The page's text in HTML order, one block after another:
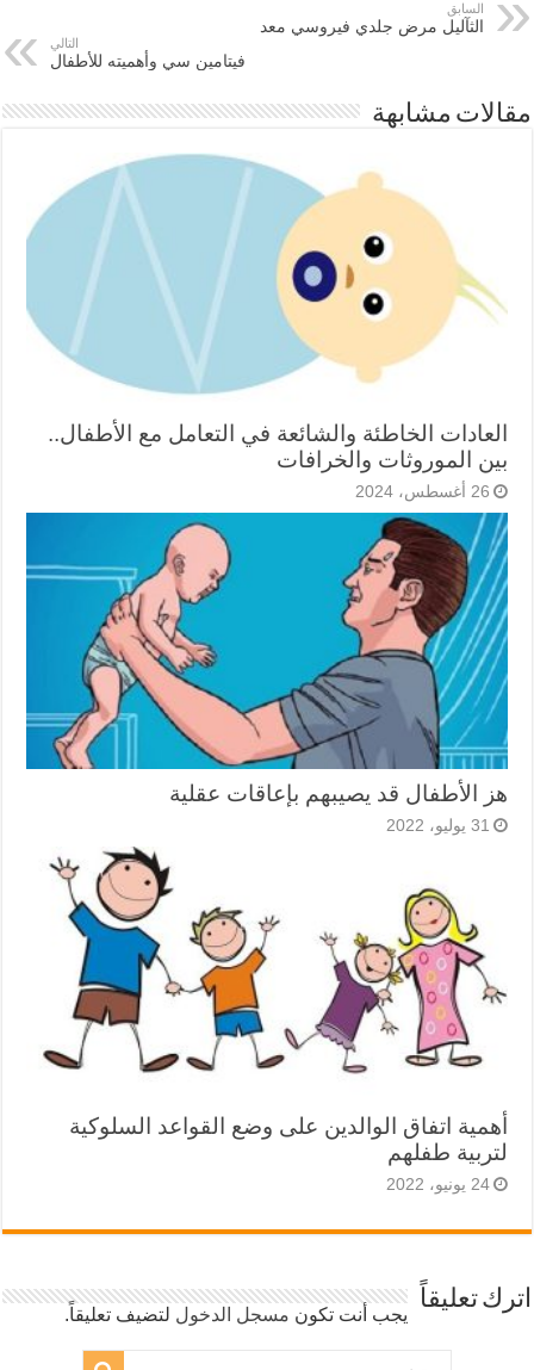
السابق
الثآليل مرض جلدي فيروسي معد
التالي
فيتامين سي وأهميته للأطفال
مقالات مشابهة
العادات الخاطئة والشائعة في التعامل مع الأطفال..
بين الموروثات والخرافات
26 أغسطس، 2024
هز الأطفال قد يصيبهم بإعاقات عقلية
31 يوليو، 2022
أهمية اتفاق الوالدين على وضع القواعد السلوكية
لتربية طفلهم
24 يونيو، 2022
اترك تعليقاً
يجب أنت تكون مسجل الدخول لتضيف تعليقاً.